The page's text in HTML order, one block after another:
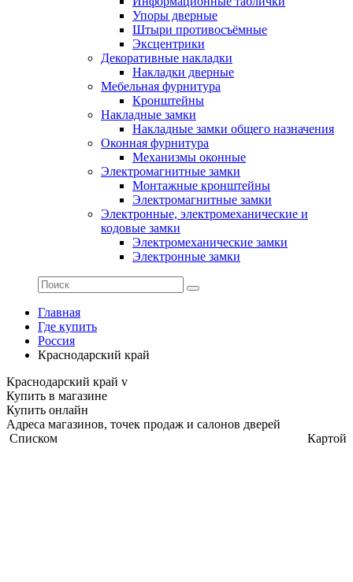
Упоры дверные
Штыри противосъёмные
Эксцентрики
Декоративные накладки
Накладки дверные
Мебельная фурнитура
Кронштейны
Накладные замки
Накладные замки общего назначения
Оконная фурнитура
Механизмы оконные
Электромагнитные замки
Монтажные кронштейны
Электромагнитные замки
Электронные, электромеханические и
кодовые замки
Электромеханические замки
Электронные замки
Главная
Где купить
Россия
Краснодарский край
Краснодарский край v
Купить в магазине
Купить онлайн
Адреса магазинов, точек продаж и салонов дверей
Списком
Картой